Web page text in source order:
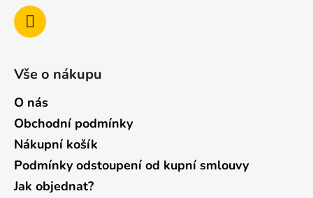
Vše o nákupu
O nás
Obchodní podmínky
Nákupní košík
Podmínky odstoupení od kupní smlouvy
Jak objednat?